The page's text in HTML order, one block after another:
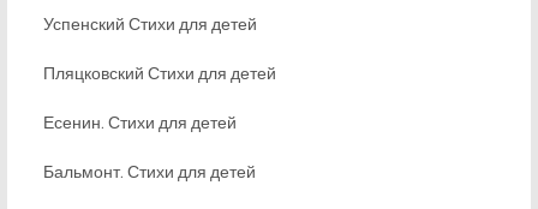
Успенский Стихи для детей
Пляцковский Стихи для детей
Есенин. Стихи для детей
Бальмонт. Стихи для детей